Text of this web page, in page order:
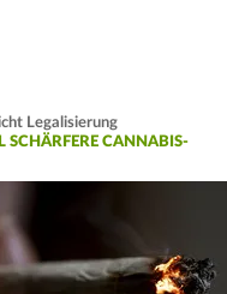
Legalisierung
SCHÄRFERE CANNABIS-